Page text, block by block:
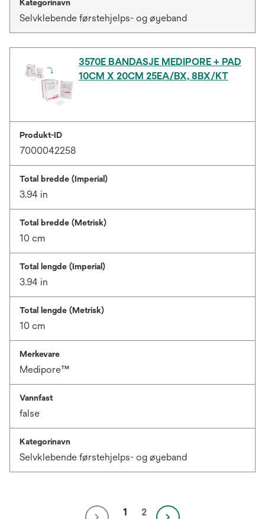
Kategorinavn
Selvklebende førstehjelps- og øyeband
3570E BANDASJE MEDIPORE + PAD
10CM X 20CM 25EA/BX, 8BX/KT
Produkt-ID
7000042258
Total bredde (Imperial)
3.94 in
Total bredde (Metrisk)
10 cm
Total lengde (Imperial)
3.94 in
Total lengde (Metrisk)
10 cm
Merkevare
Medipore™
Vannfast
false
Kategorinavn
Selvklebende førstehjelps- og øyeband
1 2